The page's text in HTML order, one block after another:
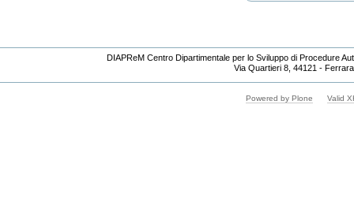
DIAPReM Centro Dipartimentale per lo Sviluppo di Procedure
Via Quartieri 8, 44121 -
Powered by Plone Valid